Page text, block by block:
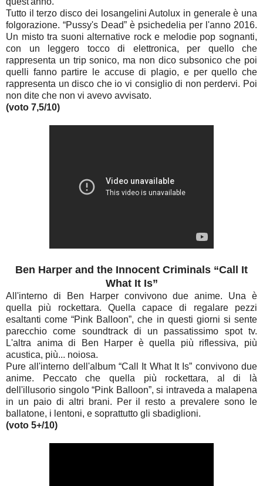
Tutto il terzo disco dei losangelini Autolux in generale è una
folgorazione. “Pussy's Dead” è psichedelia per l'anno 2016.
Un misto tra suoni alternative rock e melodie pop sognanti,
con un leggero tocco di elettronica, per quello che
rappresenta un trip sonico, ma non dico subsonico che poi
quelli fanno partire le accuse di plagio, e per quello che
rappresenta un disco che io vi consiglio di non perdervi. Poi
non dite che non vi avevo avvisato.
(voto 7,5/10)
Ben Harper and the Innocent Criminals “Call It
What It Is”
All'interno di Ben Harper convivono due anime. Una è
quella più rockettara. Quella capace di regalare pezzi
esaltanti come “Pink Balloon”, che in questi giorni si sente
parecchio come soundtrack di un passatissimo spot tv.
L'altra anima di Ben Harper è quella più riflessiva, più
acustica, più... noiosa.
Pure all'interno dell'album “Call It What It Is” convivono due
anime. Peccato che quella più rockettara, al di là
dell'illusorio singolo “Pink Balloon”, si intraveda a malapena
in un paio di altri brani. Per il resto a prevalere sono le
ballatone, i lentoni, e soprattutto gli sbadiglioni.
(voto 5+/10)